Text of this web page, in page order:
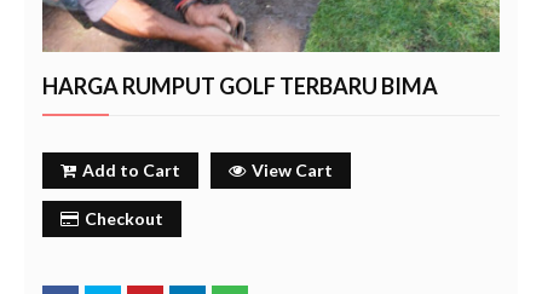
HARGA RUMPUT GOLF TERBARU BIMA
Add to Cart View Cart
Checkout